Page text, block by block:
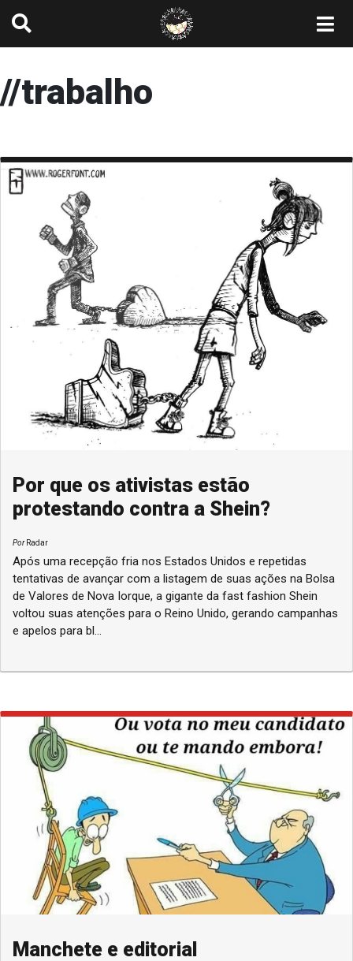
//trabalho
Por que os ativistas estão
protestando contra a Shein?
PorRadar
Após uma recepção fria nos Estados Unidos e repetidas
tentativas de avançar com a listagem de suas ações na Bolsa
de Valores de Nova Iorque, a gigante da fast fashion Shein
voltou suas atenções para o Reino Unido, gerando campanhas
e apelos para bl...
Manchete e editorial